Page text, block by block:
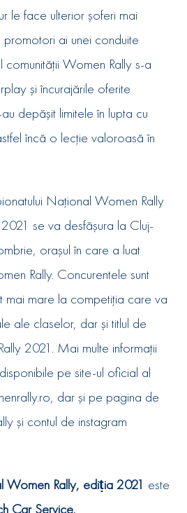
le face ulterior șoferi mai
promotori ai unei conduite
comunității Women Rally s-a
și încurajările oferite
depășit limitele în lupta cu
încă o lecție valoroasă în
Național Women Rally
se va desfășura la Cluj-
orașul în care a luat
Rally. Concurentele sunt
mai mare la competiția care va
ale claselor, dar și titlul de
2021. Mai multe informații
pe site-ul oficial al
dar și pe pagina de
și contul de instagram
Women Rally, ediṭia 2021 este
Car Service.